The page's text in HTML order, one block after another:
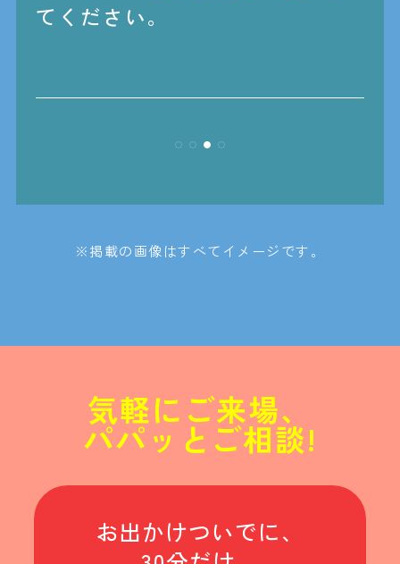
めてみてください。
※掲載の画像はすべてイメージです。
気軽にご来場、
パパッとご相談!
お出かけついでに、